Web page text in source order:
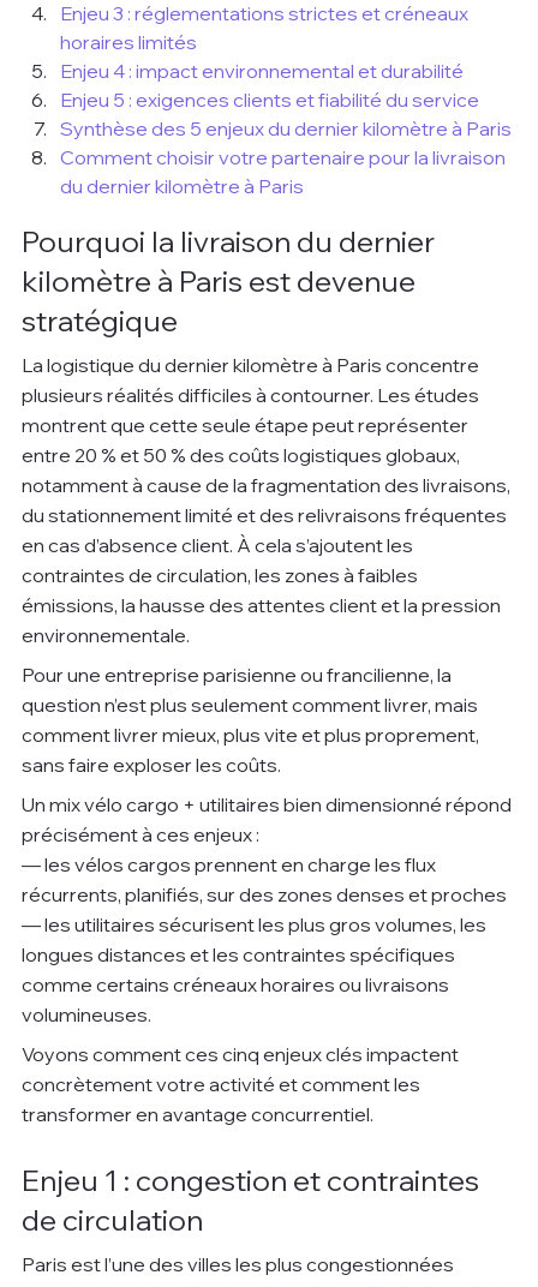
Enjeu 3 : réglementations strictes et créneaux
horaires limités
Enjeu 4 : impact environnemental et durabilité
Enjeu 5 : exigences clients et fiabilité du service
Synthèse des 5 enjeux du dernier kilomètre à Paris
Comment choisir votre partenaire pour la livraison
du dernier kilomètre à Paris
Pourquoi la livraison du dernier
kilomètre à Paris est devenue
stratégique
La logistique du dernier kilomètre à Paris concentre
plusieurs réalités difficiles à contourner. Les études
montrent que cette seule étape peut représenter
entre 20 % et 50 % des coûts logistiques globaux,
notamment à cause de la fragmentation des livraisons,
du stationnement limité et des relivraisons fréquentes
en cas d’absence client. À cela s’ajoutent les
contraintes de circulation, les zones à faibles
émissions, la hausse des attentes client et la pression
environnementale.
Pour une entreprise parisienne ou francilienne, la
question n’est plus seulement comment livrer, mais
comment livrer mieux, plus vite et plus proprement,
sans faire exploser les coûts.
Un mix vélo cargo + utilitaires bien dimensionné répond
précisément à ces enjeux :
— les vélos cargos prennent en charge les flux
récurrents, planifiés, sur des zones denses et proches
— les utilitaires sécurisent les plus gros volumes, les
longues distances et les contraintes spécifiques
comme certains créneaux horaires ou livraisons
volumineuses.
Voyons comment ces cinq enjeux clés impactent
concrètement votre activité et comment les
transformer en avantage concurrentiel.
Enjeu 1 : congestion et contraintes
de circulation
Paris est l’une des villes les plus congestionnées